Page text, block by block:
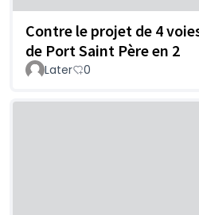
Contre le projet de 4
de Port Saint Père en 2
Later 0